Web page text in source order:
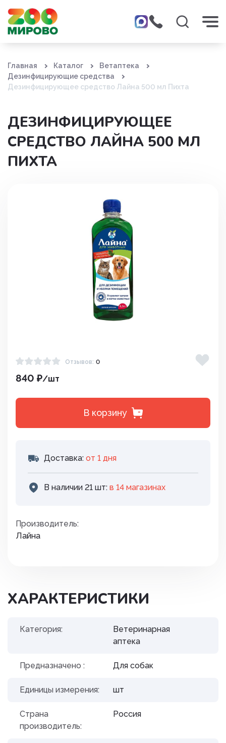
Главная Каталог
Ветаптека
Дезинфицирующие средства
Дезинфицирующее средство Лайна 500 мл Пихта
ДЕЗИНФИЦИРУЮЩЕЕ
СРЕДСТВО ЛАЙНА 500 МЛ
ПИХТА
Отзывов: 0
840 ₽/шт
В корзину
Доставка: от 1 дня
В наличии 21 шт: в 14 магазинах
Производитель:
Лайна
ХАРАКТЕРИСТИКИ
Категория:
Ветеринарная
аптека
Предназначено : Для собак
Единицы измерения: шт
Страна
производитель:
Россия